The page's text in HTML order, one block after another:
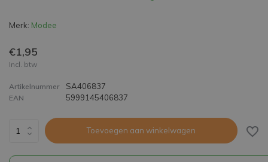
Merk: Modee
€1,95
Incl. btw
Artikelnummer SA406837
EAN 5999145406837
Toevoegen aan winkelwagen